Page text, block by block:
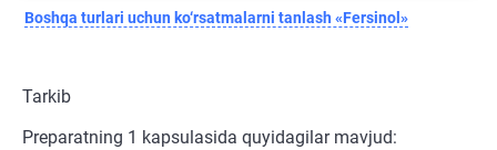
Boshqa turlari uchun ko‘rsatmalarni tanlash «Fersinol»
Tarkib
Preparatning 1 kapsulasida quyidagilar mavjud: